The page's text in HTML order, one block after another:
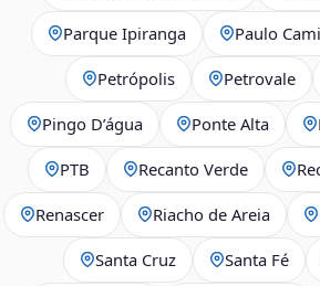
Parque Ipiranga Paulo
Petrópolis Petrovale
Pingo D’água Ponte Alta
PTB Recanto Verde
Renascer Riacho de Areia
Santa Cruz Santa Fé